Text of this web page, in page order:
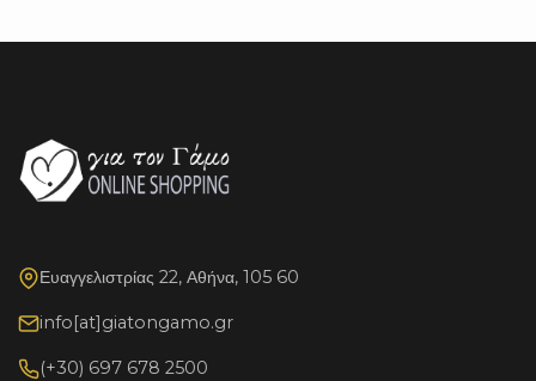
Ευαγγελιστρίας 22, Αθήνα, 105 60
info[at]giatongamo.gr
(+30) 697 678 2500